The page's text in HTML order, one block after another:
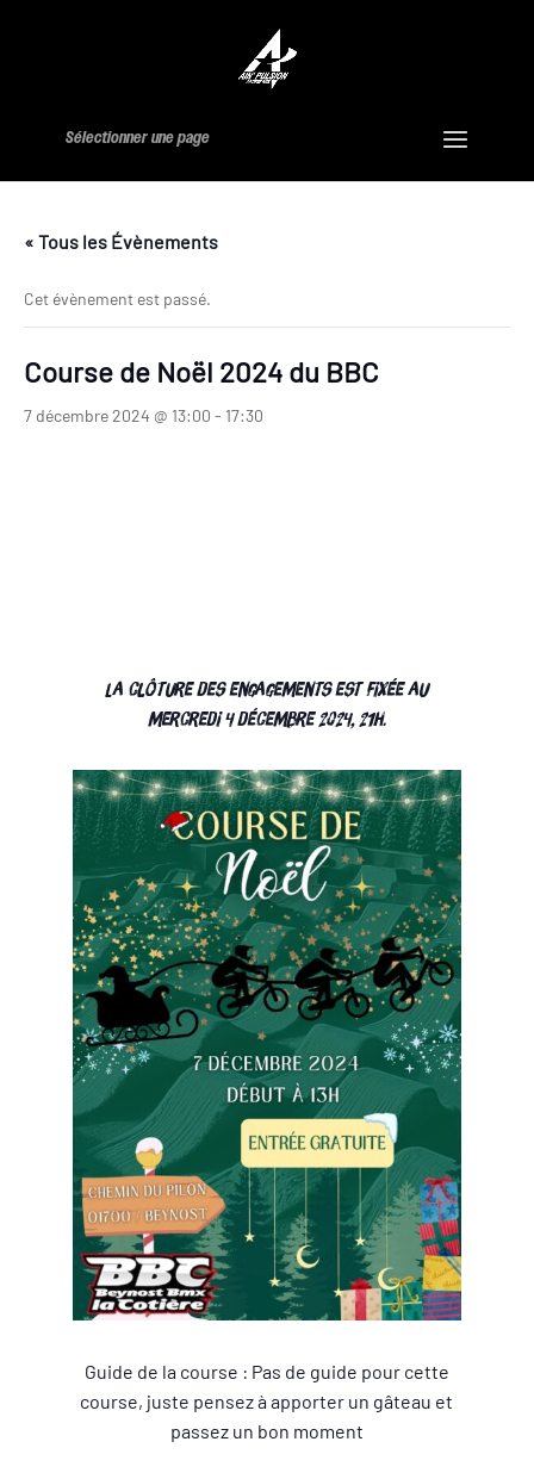
Sélectionner une page
« Tous les Évènements
Cet évènement est passé.
Course de Noël 2024 du BBC
7 décembre 2024 @ 13:00 - 17:30
La clôture des engagements est fixée au
mercredi 4 décembre 2024, 21h.
Guide de la course : Pas de guide pour cette
course, juste pensez à apporter un gâteau et
passez un bon moment